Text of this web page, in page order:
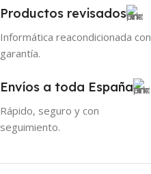
Productos revisados
Informática reacondicionada con
garantía.
Envíos a toda España
Rápido, seguro y con
seguimiento.